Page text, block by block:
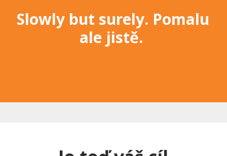
Slowly but surely. Pomalu
ale jistě.